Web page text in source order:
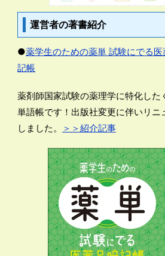
運営者の著書紹介
●薬学生のための薬単 試験にでる医
記帳
薬剤師国家試験の薬理学に特化した
単語帳です！出版社変更に伴いリニ
しました。
＞＞紹介記事